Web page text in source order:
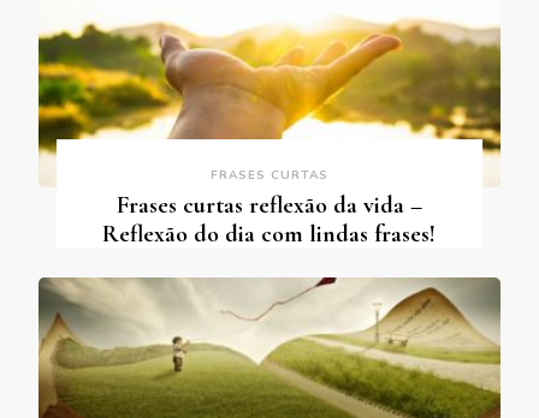
FRASES CURTAS
Frases curtas reflexão da vida –
Reflexão do dia com lindas frases!